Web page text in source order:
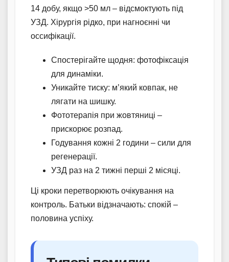
14 добу, якщо >50 мл – відсмоктують під
УЗД. Хірургія рідко, при нагноєнні чи
оссифікації.
Спостерігайте щодня: фотофіксація
для динаміки.
Уникайте тиску: м’який ковпак, не
лягати на шишку.
Фототерапія при жовтяниці –
прискорює розпад.
Годування кожні 2 години – сили для
регенерації.
УЗД раз на 2 тижні перші 2 місяці.
Ці кроки перетворюють очікування на
контроль. Батьки відзначають: спокій –
половина успіху.